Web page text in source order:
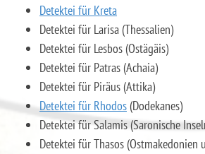
Detektei für Kreta
Detektei für Larisa (Thessalien)
Detektei für ​​​​​​​Lesbos (Ostägäis)
Detektei für Patras (Achaia)
Detektei für Piräus (Attika)
Detektei für Rhodos(Dodekanes)
Detektei für ​​​​​​​Salamis (Saronische
Detektei für ​​​​​​​Thasos (Ostmakedonien